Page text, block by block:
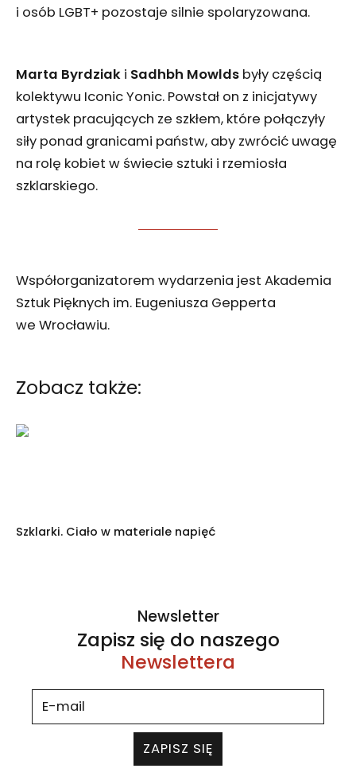
i osób LGBT+ pozostaje silnie spolaryzowana.
Marta Byrdziak i Sadhbh Mowlds były częścią
kolektywu Iconic Yonic. Powstał on z inicjatywy
artystek pracujących ze szkłem, które połączyły
siły ponad granicami państw, aby zwrócić uwagę
na rolę kobiet w świecie sztuki i rzemiosła
szklarskiego.
Współorganizatorem wydarzenia jest Akademia
Sztuk Pięknych im. Eugeniusza Gepperta
we Wrocławiu.
Zobacz także:
Szklarki. Ciało w materiale napięć
Newsletter
Zapisz się do naszego
Newslettera
ZAPISZ SIĘ